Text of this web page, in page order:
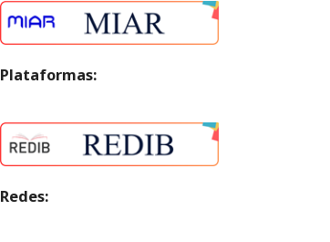
Plataformas:
Redes: